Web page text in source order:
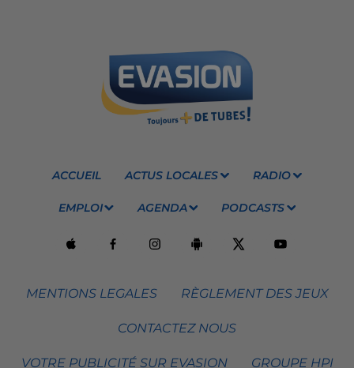
ACCUEIL ACTUS LOCALES RADIO
EMPLOI AGENDA PODCASTS
MENTIONS LEGALES RÈGLEMENT DES JEUX
CONTACTEZ NOUS
VOTRE PUBLICITÉ SUR EVASION GROUPE HPI